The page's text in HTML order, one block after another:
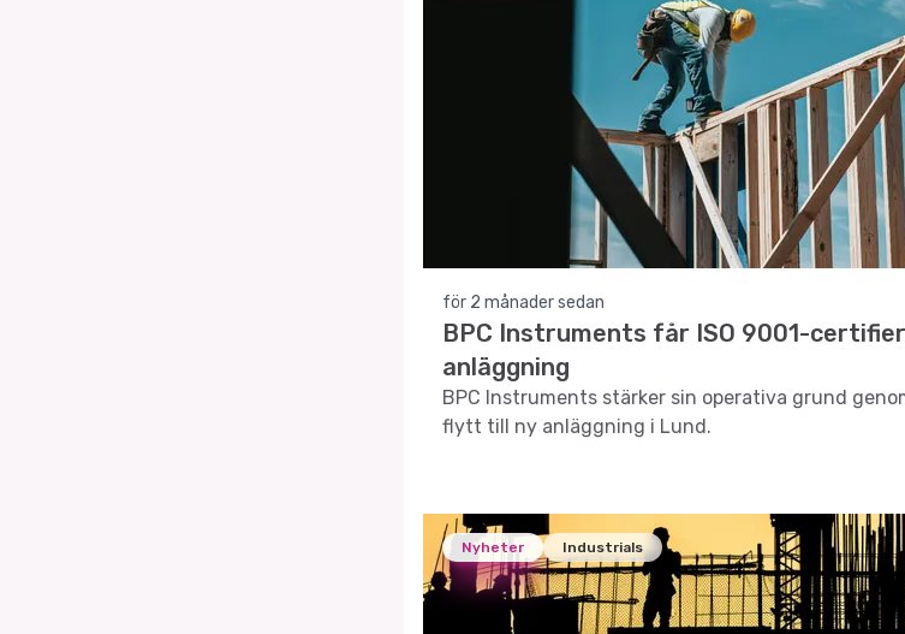
för 2 månader sedan
BPC Instruments får ISO 9001-
anläggning
BPC Instruments stärker sin operativa grund
flytt till ny anläggning i Lund.
Nyheter Industrials